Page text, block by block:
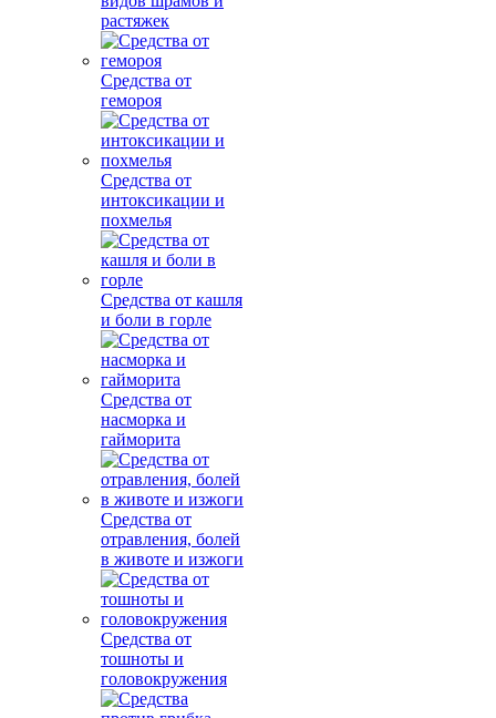
растяжек
Средства от
гемороя
Средства от
интоксикации и
похмелья
Средства от кашля
и боли в горле
Средства от
насморка и
гайморита
Средства от
отравления, болей
в животе и изжоги
Средства от
тошноты и
головокружения